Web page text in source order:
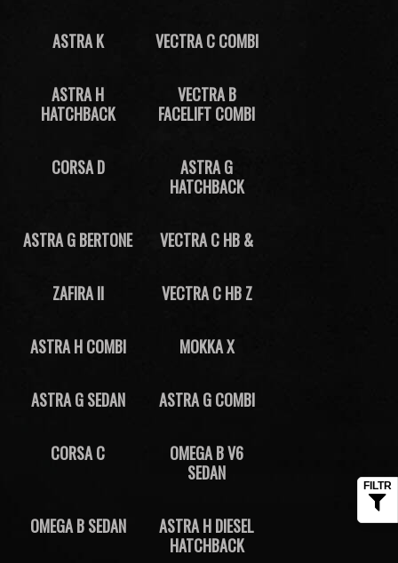
ASTRA K VECTRA C COMBI
ASTRA H
HATCHBACK
VECTRA B
FACELIFT COMBI
CORSA D
ASTRA G
HATCHBACK
ASTRA G BERTONE VECTRA C HB &
ZAFIRA II VECTRA C HB Z
ASTRA H COMBI MOKKA X
ASTRA G SEDAN ASTRA G COMBI
CORSA C
OMEGA B V6
SEDAN
OMEGA B SEDAN
ASTRA H DIESEL
HATCHBACK